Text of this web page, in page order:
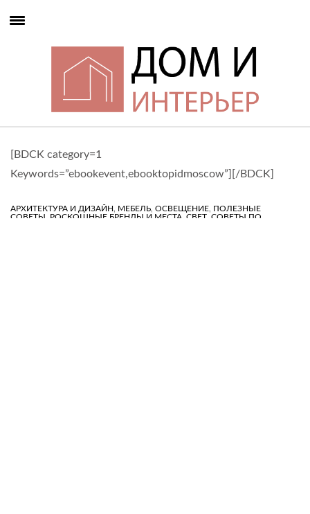
[BDCK category=1
Keywords=”ebookevent,ebooktopidmoscow”][/BDCK]
АРХИТЕКТУРА И ДИЗАЙН, МЕБЕЛЬ, ОСВЕЩЕНИЕ, ПОЛЕЗНЫЕ
СОВЕТЫ
РОСКОШНЫЕ БРЕНДЫ И МЕСТА СВЕТ СОВЕТЫ ПО